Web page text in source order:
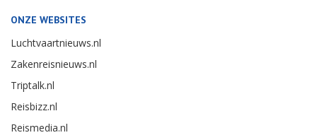
ONZE WEBSITES
Luchtvaartnieuws.nl
Zakenreisnieuws.nl
Triptalk.nl
Reisbizz.nl
Reismedia.nl